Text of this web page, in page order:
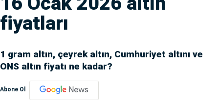
fiyatları
1 gram altın, çeyrek altın, Cumhuriyet altını ve
ONS altın fiyatı ne kadar?
Abone Ol